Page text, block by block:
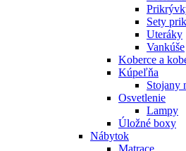
Sety
Uteráky
Vankúše
Koberce a
Kúpeľňa
Stojany
Osvetlenie
Lampy
Úložné boxy
Nábytok
Matrace